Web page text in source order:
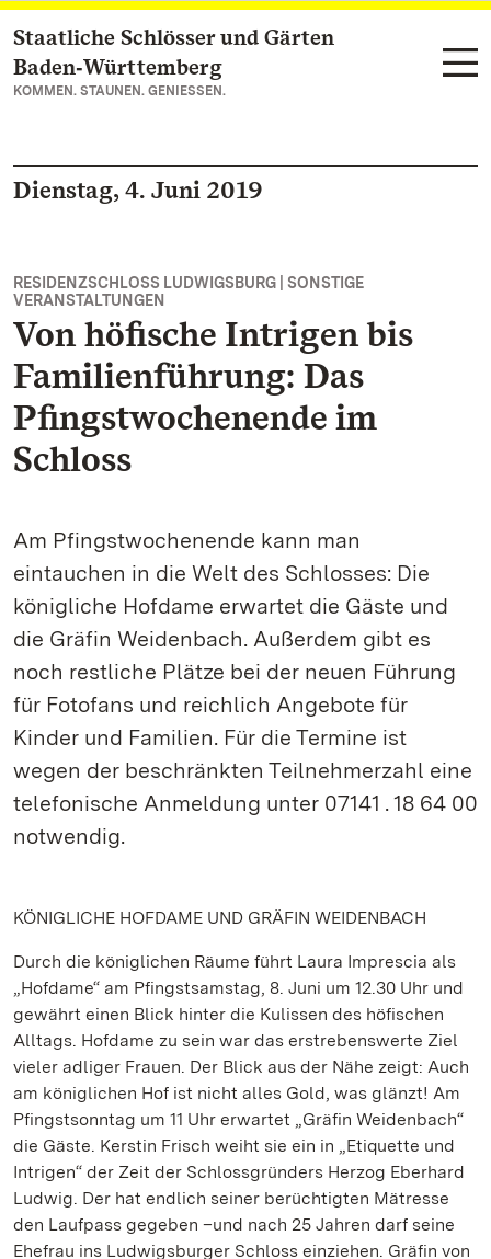
Zum Hauptinhalt springen
Staatliche Schlösser und Gärten
Baden‑Württemberg
KOMMEN. STAUNEN. GENIESSEN.
Dienstag, 4. Juni 2019
RESIDENZSCHLOSS LUDWIGSBURG | SONSTIGE
VERANSTALTUNGEN
Von höfische Intrigen bis
Familienführung: Das
Pfingstwochenende im
Schloss
Am Pfingstwochenende kann man
eintauchen in die Welt des Schlosses: Die
königliche Hofdame erwartet die Gäste und
die Gräfin Weidenbach. Außerdem gibt es
noch restliche Plätze bei der neuen Führung
für Fotofans und reichlich Angebote für
Kinder und Familien. Für die Termine ist
wegen der beschränkten Teilnehmerzahl eine
telefonische Anmeldung unter 07141 . 18 64 00
notwendig.
KÖNIGLICHE HOFDAME UND GRÄFIN WEIDENBACH
Durch die königlichen Räume führt Laura Imprescia als
„Hofdame“ am Pfingstsamstag, 8. Juni um 12.30 Uhr und
gewährt einen Blick hinter die Kulissen des höfischen
Alltags. Hofdame zu sein war das erstrebenswerte Ziel
vieler adliger Frauen. Der Blick aus der Nähe zeigt: Auch
am königlichen Hof ist nicht alles Gold, was glänzt! Am
Pfingstsonntag um 11 Uhr erwartet „Gräfin Weidenbach“
die Gäste. Kerstin Frisch weiht sie ein in „Etiquette und
Intrigen“ der Zeit der Schlossgründers Herzog Eberhard
Ludwig. Der hat endlich seiner berüchtigten Mätresse
den Laufpass gegeben –und nach 25 Jahren darf seine
Ehefrau ins Ludwigsburger Schloss einziehen. Gräfin von